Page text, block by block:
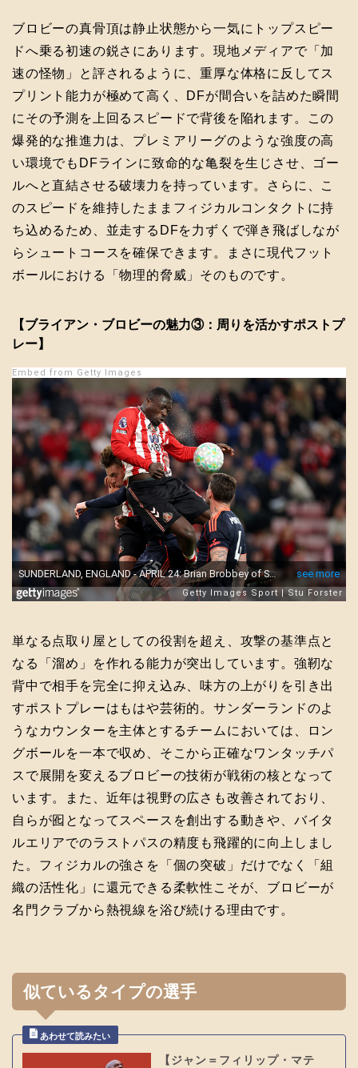
ブロビーの真骨頂は静止状態から一気にトップスピー
ドへ乗る初速の鋭さにあります。現地メディアで「加
速の怪物」と評されるように、重厚な体格に反してス
プリント能力が極めて高く、DFが間合いを詰めた瞬間
にその予測を上回るスピードで背後を陥れます。この
爆発的な推進力は、プレミアリーグのような強度の高
い環境でもDFラインに致命的な亀裂を生じさせ、ゴー
ルへと直結させる破壊力を持っています。さらに、こ
のスピードを維持したままフィジカルコンタクトに持
ち込めるため、並走するDFを力ずくで弾き飛ばしなが
らシュートコースを確保できます。まさに現代フット
ボールにおける「物理的脅威」そのものです。
【ブライアン・ブロビーの魅力③：周りを活かすポストプ
レー】
Embed from Getty Images
単なる点取り屋としての役割を超え、攻撃の基準点と
なる「溜め」を作れる能力が突出しています。強靭な
背中で相手を完全に抑え込み、味方の上がりを引き出
すポストプレーはもはや芸術的。サンダーランドのよ
うなカウンターを主体とするチームにおいては、ロン
グボールを一本で収め、そこから正確なワンタッチパ
スで展開を変えるブロビーの技術が戦術の核となって
います。また、近年は視野の広さも改善されており、
自らが囮となってスペースを創出する動きや、バイタ
ルエリアでのラストパスの精度も飛躍的に向上しまし
た。フィジカルの強さを「個の突破」だけでなく「組
織の活性化」に還元できる柔軟性こそが、ブロビーが
名門クラブから熱視線を浴び続ける理由です。
似ているタイプの選手
【ジャン＝フィリップ・マテ